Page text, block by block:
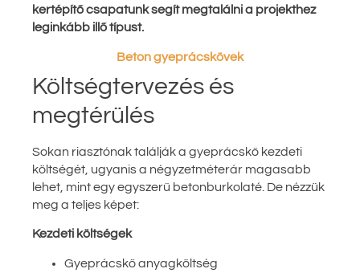
kertépítő csapatunk segít megtalálni a projekthez
leginkább illő típust.
Beton gyeprácskövek
Költségtervezés és
megtérülés
Sokan riasztónak találják a gyeprácskő kezdeti
költségét, ugyanis a négyzetméterár magasabb
lehet, mint egy egyszerű betonburkolaté. De nézzük
meg a teljes képet:
Kezdeti költségek
Gyeprácskő anyagköltség